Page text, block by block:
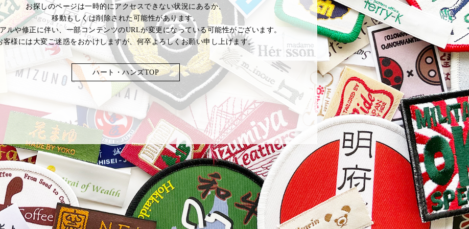
お探しのページは一時的にアクセスできない状況にあるか、
移動もしくは削除された可能性があります。
ルや修正に伴い、一部コンテンツのURLが変更になっている可能性がございます。
客様には大変ご迷惑をおかけしますが、何卒よろしくお願い申し上げます。
ハート・ハンズTOP